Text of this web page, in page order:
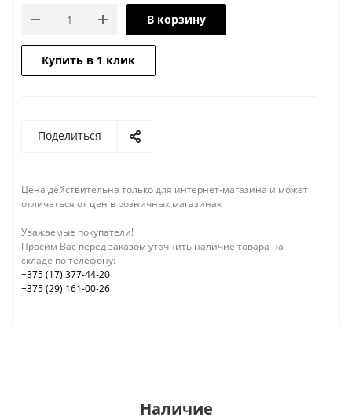
В корзину
Купить в 1 клик
Поделиться
Цена действительна только для интернет-магазина и может
отличаться от цен в розничных магазинах
Уважаемые покупатели!
Просим Вас перед заказом уточнить наличие товара на
складе по телефону:
+375 (17) 377-44-20
+375 (29) 161-00-26
Наличие